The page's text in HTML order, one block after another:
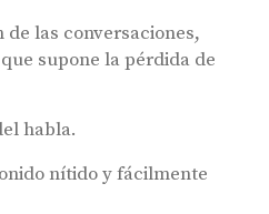
las conversaciones,
supone la pérdida de
habla.
nítido y fácilmente